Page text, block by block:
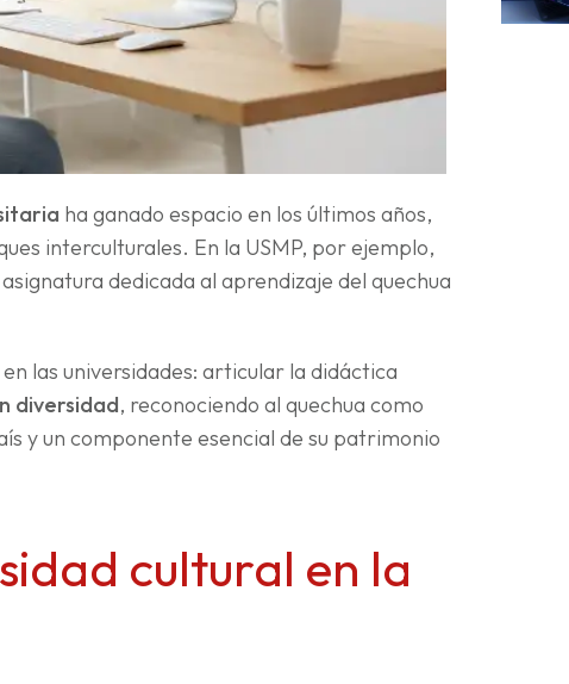
ha ganado espacio en los últimos años,
interculturales. En la USMP, por ejemplo,
dedicada al aprendizaje del quechua
las universidades: articular la didáctica
diversidad, reconociendo al quechua como
y un componente esencial de su patrimonio
cultural en la